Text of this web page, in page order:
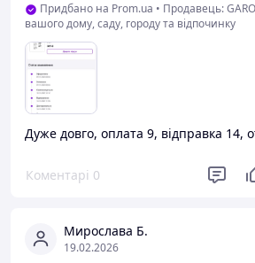
Придбано на Prom.ua • Продавець:
вашого дому, саду, городу та відпочинку
Дуже довго, оплата 9, відправка 14,
Коментарі 0
Мирослава Б.
19.02.2026